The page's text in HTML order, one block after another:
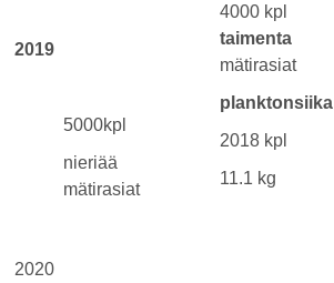
2019
5000kpl
nieriää
mätirasiat
4000 kpl
taimenta
mätirasiat
planktonsiika
2018 kpl
11.1 kg
2020